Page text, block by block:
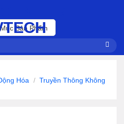
Sản Phẩm
Hóa / Truyền Thông Không